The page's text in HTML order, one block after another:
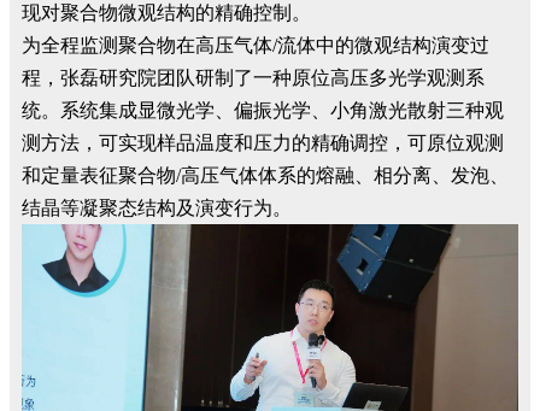
现对聚合物微观结构的精确控制。
为全程监测聚合物在高压气体/流体中的微观结构演变过
程，张磊研究院团队研制了一种原位高压多光学观测系
统。系统集成显微光学、偏振光学、小角激光散射三种观
测方法，可实现样品温度和压力的精确调控，可原位观测
和定量表征聚合物/高压气体体系的熔融、相分离、发泡、
结晶等凝聚态结构及演变行为。